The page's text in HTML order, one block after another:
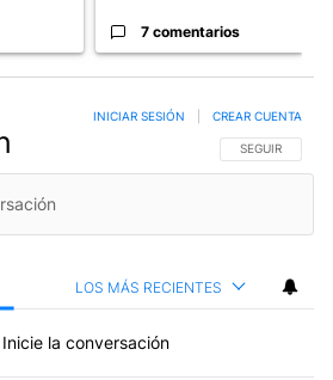
7 comentarios
SIGA ESTA
SEGUIR
INICIAR SESIÓN CREAR CUENTA
LOS MÁS RECIENTES
Inicie la conversación